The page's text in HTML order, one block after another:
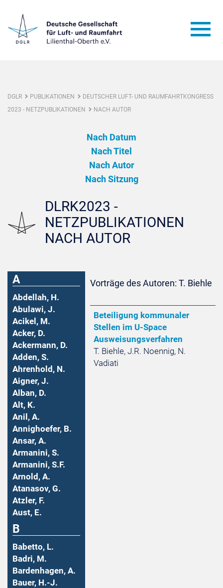
DGLR PUBLIKATIONEN
DEUTSCHER LUFT- UND RAUMFAHRTKONGRESS
2023 - NETZPUBLIKATIONEN
NACH AUTOR
Nach Datum
Nach Titel
Nach Autor
Nach Sitzung
DLRK2023 -
NETZPUBLIKATIONEN
NACH AUTOR
A
Abdellah, H.
Abulawi, J.
Acikel, M.
Acker, D.
Ackermann, D.
Adden, S.
Ahrenhold, N.
Aigner, J.
Alban, D.
Alt, K.
Anil, A.
Annighoefer, B.
Ansar, A.
Armanini, S.
Armanini, S.F.
Arnold, A.
Atanasov, G.
Atzler, F.
Aust, E.
B
Babetto, L.
Badri, M.
Bardenhagen, A.
Bauer, H.-J.
Vorträge des Autoren: T. Biehle
Beteiligung kommunaler
Stellen im U-Space
Ausweisungsverfahren
T. Biehle, J.R. Noennig, N.
Vadiati